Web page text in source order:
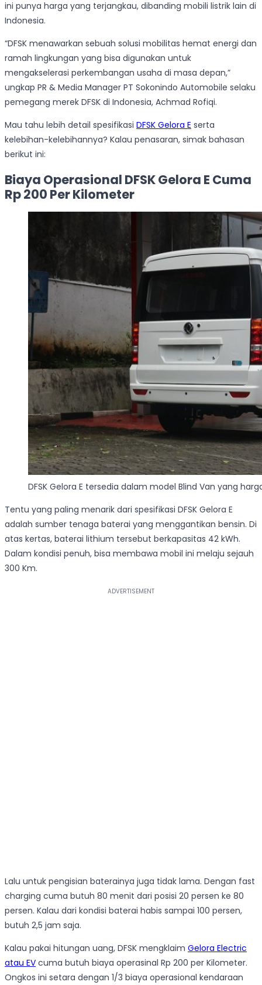
ini punya harga yang terjangkau, dibanding mobili listrik lain di
Indonesia.
“DFSK menawarkan sebuah solusi mobilitas hemat energi dan
ramah lingkungan yang bisa digunakan untuk
mengakselerasi perkembangan usaha di masa depan,”
ungkap PR & Media Manager PT Sokonindo Automobile selaku
pemegang merek DFSK di Indonesia, Achmad Rofiqi.
Mau tahu lebih detail spesifikasi DFSK Gelora E serta
kelebihan-kelebihannya? Kalau penasaran, simak bahasan
berikut ini:
Biaya Operasional DFSK Gelora E Cuma
Rp 200 Per Kilometer
DFSK Gelora E tersedia dalam model Blind Van yang
Tentu yang paling menarik dari spesifikasi DFSK Gelora E
adalah sumber tenaga baterai yang menggantikan bensin. Di
atas kertas, baterai lithium tersebut berkapasitas 42 kWh.
Dalam kondisi penuh, bisa membawa mobil ini melaju sejauh
300 Km.
Lalu untuk pengisian baterainya juga tidak lama. Dengan fast
charging cuma butuh 80 menit dari posisi 20 persen ke 80
persen. Kalau dari kondisi baterai habis sampai 100 persen,
butuh 2,5 jam saja.
Kalau pakai hitungan uang, DFSK mengklaim Gelora Electric
atau EV cuma butuh biaya operasinal Rp 200 per Kilometer.
Ongkos ini setara dengan 1/3 biaya operasional kendaraan